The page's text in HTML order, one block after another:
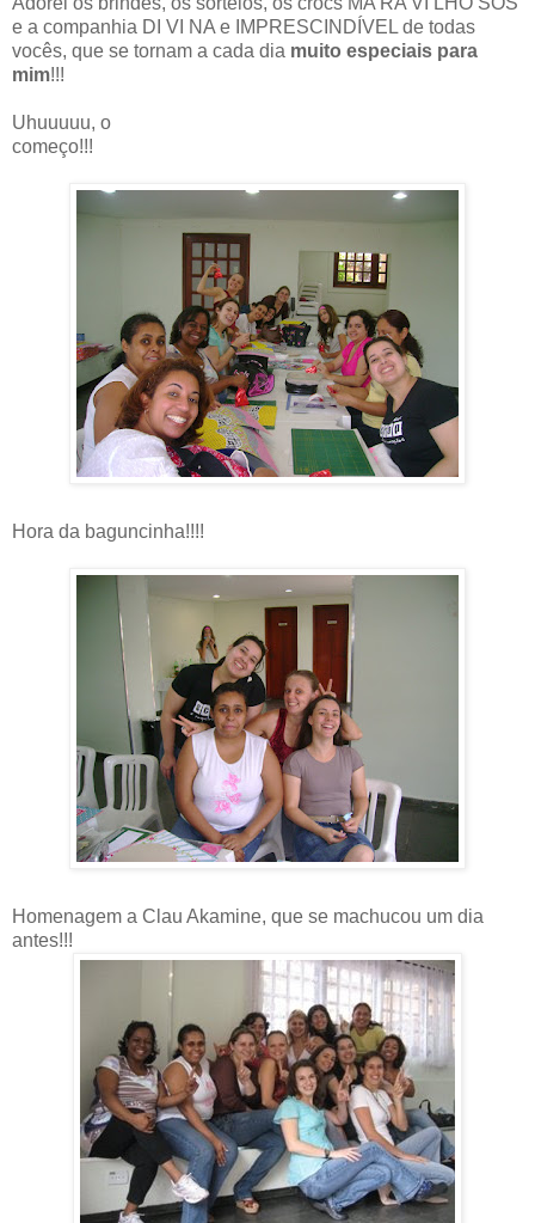
e a companhia DI VI NA e IMPRESCINDÍVEL de todas
vocês, que se tornam a cada dia muito especiais para
mim!!!
Uhuuuuu, o
começo!!!
Hora da baguncinha!!!!
Homenagem a Clau Akamine, que se machucou um dia
antes!!!